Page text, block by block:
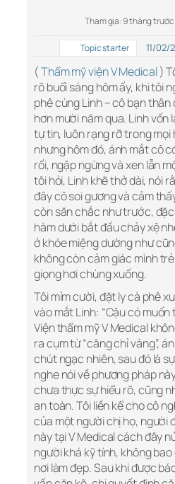
Tham gia: 9 tháng trước
Topic starter 11/02/
(Thẩm mỹ viện V Medical)
rõ buổi sáng hôm ấy, khi tôi
phê cùng Linh – cô bạn thân
hơn mười năm qua. Linh vốn
tự tin, luôn rạng rỡ trong mọi
nhưng hôm đó, ánh mắt cô
rối, ngập ngừng và xen lẫn
tôi hỏi, Linh khẽ thở dài, nói
đây cô soi gương và cảm
còn săn chắc như trước,
hàm dưới bắt đầu chảy xệ
ở khóe miệng dường như
không còn cảm giác mình
giọng hơi chùng xuống.
Tôi mỉm cười, đặt ly cà phê
vào mắt Linh: “Cậu có
Viện thẩm mỹ V Medical
ra cụm từ “căng chỉ vàng”,
chút ngạc nhiên, sau đó là
nghe nói về phương pháp
chưa thực sự hiểu rõ, cũng
an toàn. Tôi liền kể cho cô
của một người chị họ, người
này tại V Medical cách đây
người khá kỹ tính, không
nơi làm đẹp. Sau khi được